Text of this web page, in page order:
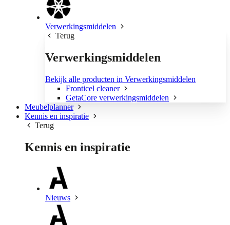
Verwerkingsmiddelen
Terug
Verwerkingsmiddelen
Bekijk alle producten in Verwerkingsmiddelen
Fronticel cleaner
GetaCore verwerkingsmiddelen
Meubelplanner
Kennis en inspiratie
Terug
Kennis en inspiratie
Nieuws